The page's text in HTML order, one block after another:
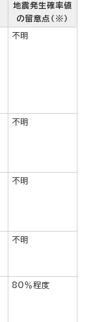
地震発生確率値
の留意点（※）
不明
不明
不明
不明
80％程度